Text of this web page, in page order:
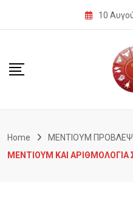
10
Home ΜΕΝΤΙΟΥΜ
ΜΕΝΤΙΟΥΜ ΚΑΙ ΑΡΙΘΜΟΛΟΓΙΑ